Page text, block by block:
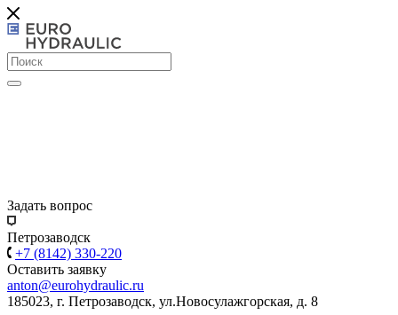
Задать вопрос
Петрозаводск
+7 (8142) 330-220
Оставить заявку
anton@eurohydraulic.ru
185023, г. Петрозаводск, ул.Новосулажгорская, д. 8